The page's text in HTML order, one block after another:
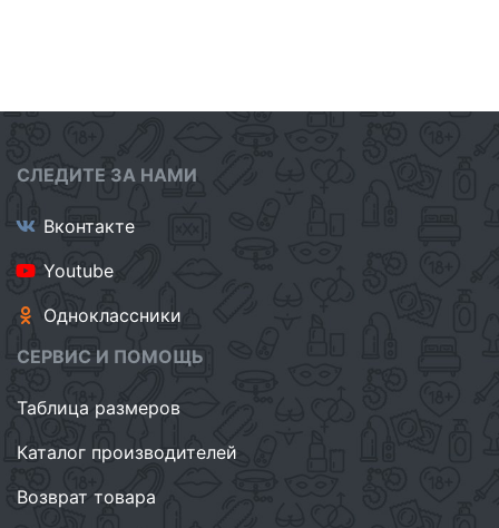
СЛЕДИТЕ ЗА НАМИ
Вконтакте
Youtube
Одноклассники
СЕРВИС И ПОМОЩЬ
Таблица размеров
Каталог производителей
Возврат товара